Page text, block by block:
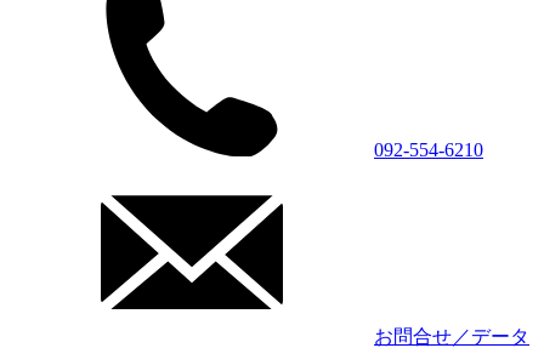
092-554-6210
お問合せ／データ